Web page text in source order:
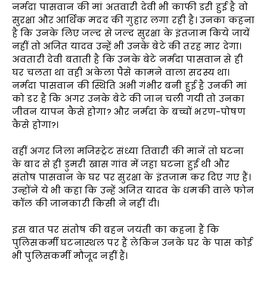
नर्मदा पासवान की मां अतवारी देवी भी काफी डरी हुई है वो
सुरक्षा और आर्थिक मदद की गुहार लगा रही है। उनका कहना
है कि उनके लिए जल्द से जल्द सुरक्षा के इंतजाम किये जायें
नहीं तो अजित यादव उन्हें भी उनके बेटे की तरह मार देगा।
अवतारी देवी बताती है कि उनके बेटे नर्मदा पासवान से ही
घर चलता था वही अकेला पैसे कामने वाला सदस्य था।
नर्मदा पासवान की स्थिति अभी गंभीर बनी हुई है उनकी मां
को डर है कि अगर उनके बेटे की जान चली गयी तो उनका
जीवन यापन कैसे होगा? और नर्मदा के बच्चों भरण-पोषण
कैसे होगा?।
वहीं अगर जिला मजिस्ट्रेट संध्या तिवारी की मानें तो घटना
के बाद से ही डुमरी खास गांव में जहा घटना हुई थी और
संतोष पासवान के घर पर सुरक्षा के इंतजाम कर दिए गए हैं।
उन्होंने ये भी कहा कि उन्हें अजित यादव के धमकी वाले फोन
कॉल की जानकारी किसी ने नहीं दी।
इस बात पर संतोष की बहन जयंती का कहना हैं कि
पुलिसकर्मी घटनास्थल पर हैं लेकिन उनके घर के पास कोई
भी पुलिसकर्मी मौजूद नहीं हैं।